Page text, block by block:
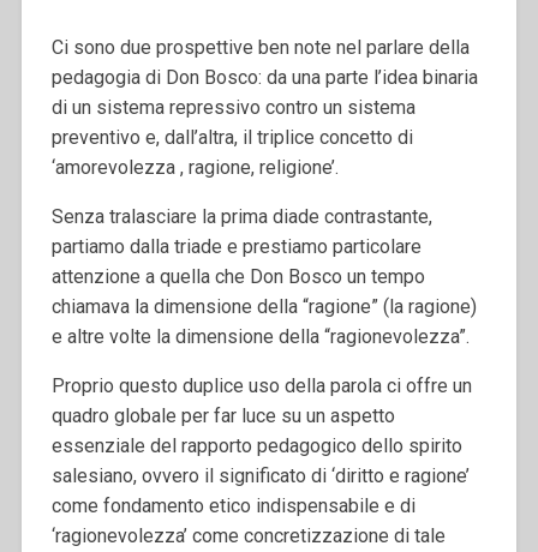
Ci sono due prospettive ben note nel parlare della
pedagogia di Don Bosco: da una parte l’idea binaria
di un sistema repressivo contro un sistema
preventivo e, dall’altra, il triplice concetto di
‘amorevolezza , ragione, religione’.
Senza tralasciare la prima diade contrastante,
partiamo dalla triade e prestiamo particolare
attenzione a quella che Don Bosco un tempo
chiamava la dimensione della “ragione” (la ragione)
e altre volte la dimensione della “ragionevolezza”.
Proprio questo duplice uso della parola ci offre un
quadro globale per far luce su un aspetto
essenziale del rapporto pedagogico dello spirito
salesiano, ovvero il significato di ‘diritto e ragione’
come fondamento etico indispensabile e di
‘ragionevolezza’ come concretizzazione di tale